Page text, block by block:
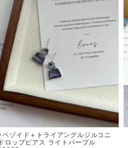
ペゾイド＋トライアングルジルコニ
ロップピアス ライトパープル